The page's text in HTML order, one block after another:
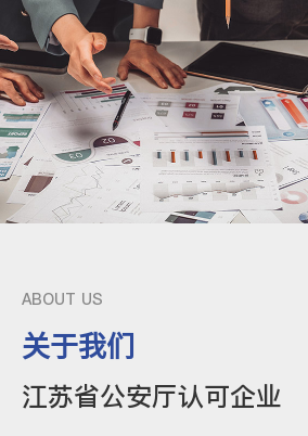
ABOUT US
关于我们
江苏省公安厅认可企业